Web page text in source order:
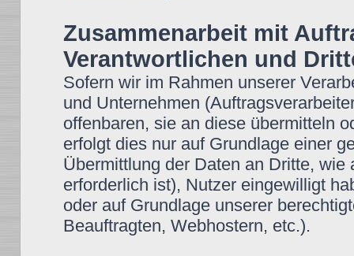
Zusammenarbeit mit
Verantwortlichen und
Sofern wir im Rahmen unserer
und Unternehmen
offenbaren, sie an diese übermitteln
erfolgt dies nur auf Grundlage einer
Übermittlung der Daten an Dritte,
erforderlich ist), Nutzer eingewilligt
oder auf Grundlage unserer
Beauftragten, Webhostern, etc.).